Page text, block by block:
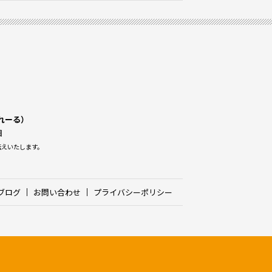
る）
いたします。
ログ お問い合わせ プライバシーポリシー